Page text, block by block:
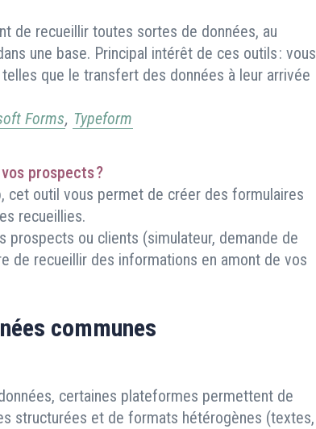
de recueillir toutes sortes de données, au
une base. Principal intérêt de ces outils : vous
que le transfert des données à leur arrivée
Forms, Typeform
prospects ?
cet outil vous permet de créer des formulaires
recueillies.
prospects ou clients (simulateur, demande de
de recueillir des informations en amont de vos
communes
certaines plateformes permettent de
structurées et de formats hétérogènes (textes,